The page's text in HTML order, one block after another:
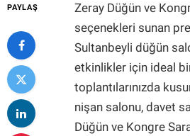
PAYLAŞ
Zeray Düğün ve
seçenekleri sunan
Sultanbeyli düğün
etkinlikler için ideal
toplantılarınızda
nişan salonu, davet
Düğün ve Kongre